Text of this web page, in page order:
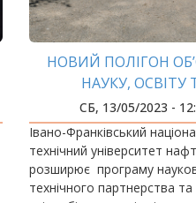
НОВИЙ ПОЛІГОН
НАУКУ, ОСВІТУ
СБ, 13/05/2023 -
Івано-Франківський
технічний університет
розширює програму
технічного партнерства та